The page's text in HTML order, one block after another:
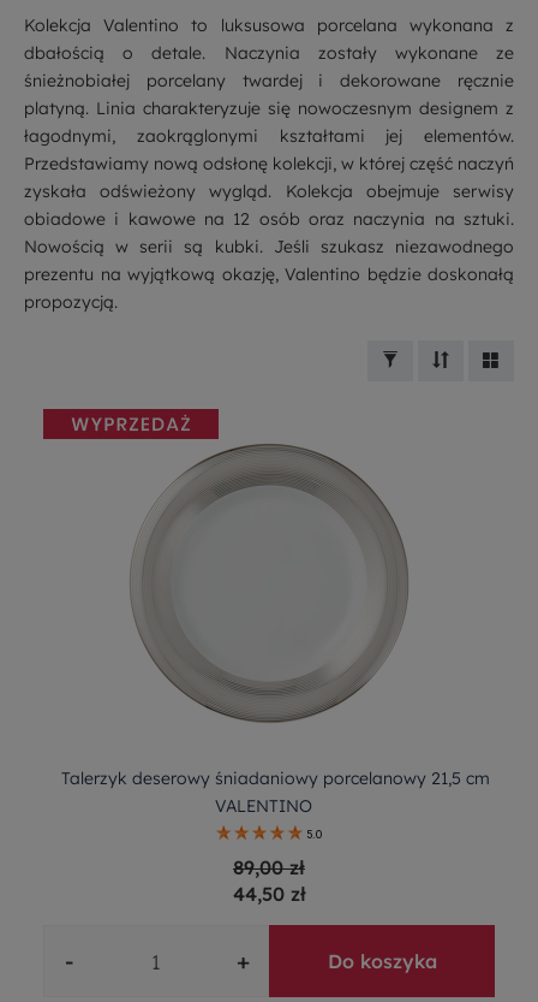
Kolekcja Valentino to luksusowa porcelana wykonana z
dbałością o detale. Naczynia zostały wykonane ze
śnieżnobiałej porcelany twardej i dekorowane ręcznie
platyną. Linia charakteryzuje się nowoczesnym designem z
łagodnymi, zaokrąglonymi kształtami jej elementów.
Przedstawiamy nową odsłonę kolekcji, w której część naczyń
zyskała odświeżony wygląd. Kolekcja obejmuje serwisy
obiadowe i kawowe na 12 osób oraz naczynia na sztuki.
Nowością w serii są kubki. Jeśli szukasz niezawodnego
prezentu na wyjątkową okazję, Valentino będzie doskonałą
propozycją.
Talerzyk deserowy śniadaniowy porcelanowy 21,5 cm
VALENTINO
5.0
89,00 zł
44,50 zł
- + Do koszyka